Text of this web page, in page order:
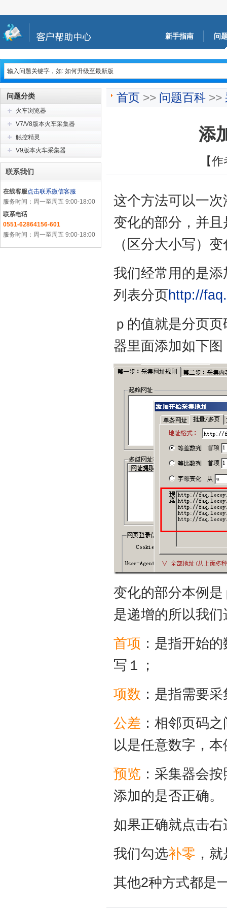
新手指南 问
问题分类
火车浏览器
V7/V8版本火车采集器
触控精灵
V9版本火车采集器
联系我们
在线客服点击联系微信客服
服务时间：周一至周五 9:00-18:00
联系电话
0551-62864156-601
服务时间：周一至周五 9:00-18:00
首页 >> 问题百科 >>
添
【
这个方法可以一
变化的部分，并
（区分大小写）
我们经常用的是
列表分页http://
ｐ的值就是分页
器里面添加如下图
变化的部分本例是
是递增的所以我
首项 ：是指开始
写１；
项数 ：是指需要
公差 ：相邻页码
以是任意数字，
预览 ：采集器会
添加的是否正确。
如果正确就点击右
我们勾选补零 ，
其他2种方式都是